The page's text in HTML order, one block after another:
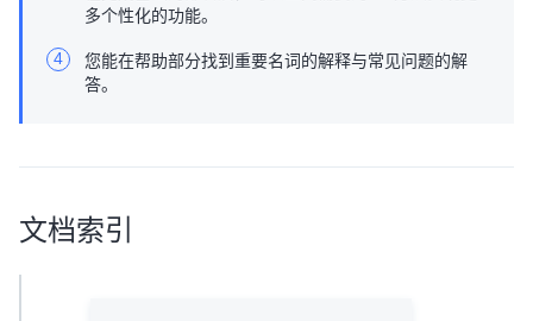
多个性化的功能。
4
您能在帮助部分找到重要名词的解释与常见问题的解
答。
文档索引